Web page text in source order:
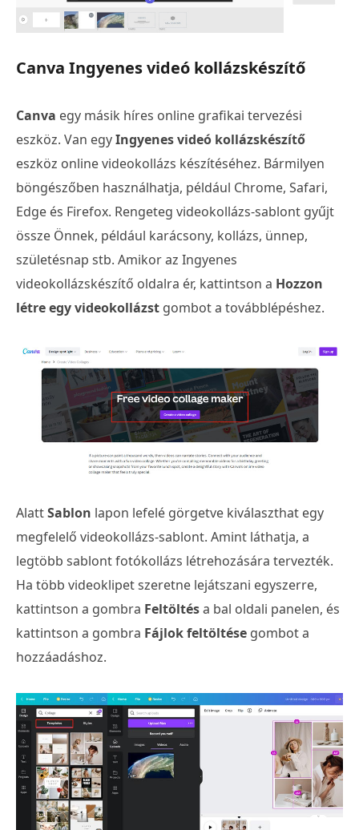
Canva Ingyenes videó kollázskészítő
Canva egy másik híres online grafikai tervezési
eszköz. Van egyIngyenes videó kollázskészítő
eszköz online videokollázs készítéséhez. Bármilyen
böngészőben használhatja, például Chrome, Safari,
Edge és Firefox. Rengeteg videokollázs-sablont gyűjt
össze Önnek, például karácsony, kollázs, ünnep,
születésnap stb. Amikor az Ingyenes
videokollázskészítő oldalra ér, kattintson a Hozzon
létre egy videokollázst gombot a továbblépéshez.
AlattSablon lapon lefelé görgetve kiválaszthat egy
megfelelő videokollázs-sablont. Amint láthatja, a
legtöbb sablont fotókollázs létrehozására tervezték.
Ha több videoklipet szeretne lejátszani egyszerre,
kattintson a gombra Feltöltésa bal oldali panelen, és
kattintson a gombra Fájlok feltöltése gombot a
hozzáadáshoz.